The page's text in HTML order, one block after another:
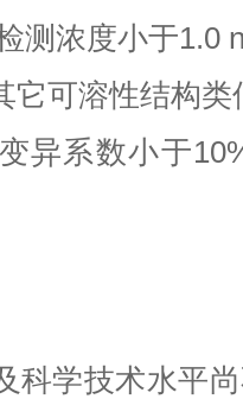
测浓度小于1.0
它可溶性结构类
异系数小于10
科学技术水平